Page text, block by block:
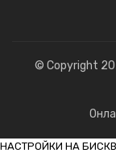
© Copyright
НАСТРОЙКИ НА